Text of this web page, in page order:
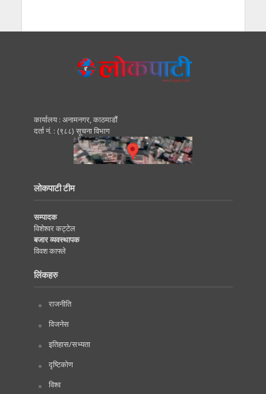
कार्यालय : अनामनगर, काठमाडाैं
दर्ता नं. : (९८८) सूचना विभाग
लोकपाटी टीम
सम्पादक
विशेश्वर कट्टेल
बजार व्यवस्थापक
विवश काफ्ले
लिंकहरु
राजनीति
विजनेस
इतिहास/सभ्यता
दृष्टिकोण
विश्व